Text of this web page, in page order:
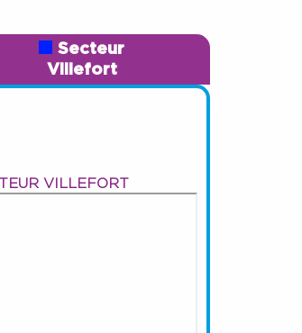
Secteur
Villefort
VILLEFORT